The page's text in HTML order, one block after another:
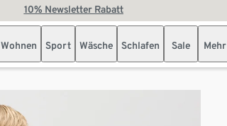
10% Newsletter Rabatt
Wohnen Sport Wäsche Schlafen Sale Mehr